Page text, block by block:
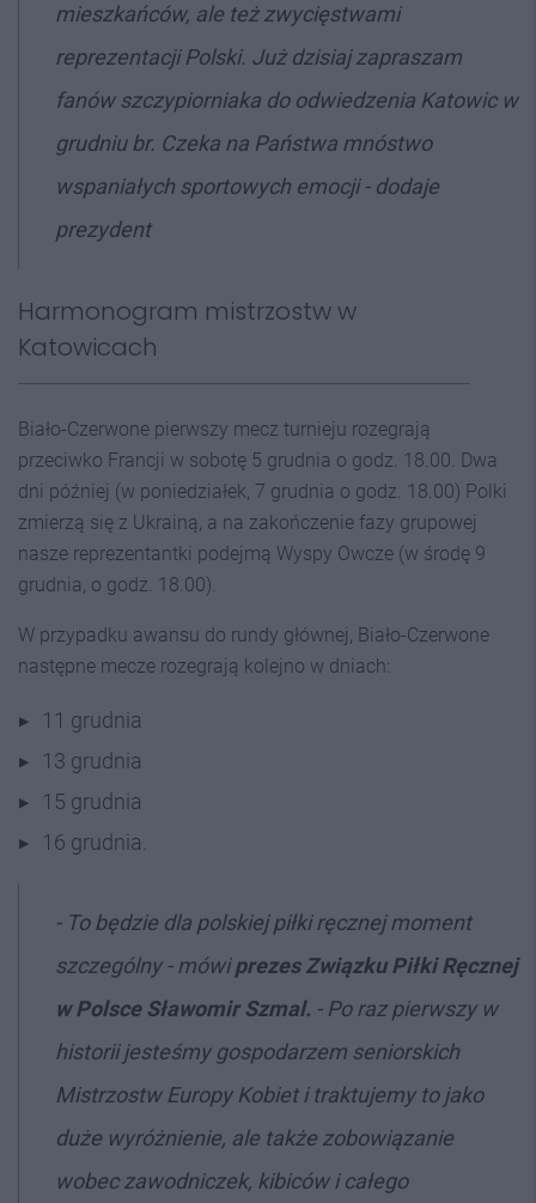
mieszkańców, ale też zwycięstwami
reprezentacji Polski. Już dzisiaj zapraszam
fanów szczypiorniaka do odwiedzenia Katowic w
grudniu br. Czeka na Państwa mnóstwo
wspaniałych sportowych emocji - dodaje
prezydent
Harmonogram mistrzostw w
Katowicach
Biało-Czerwone pierwszy mecz turnieju rozegrają
przeciwko Francji w sobotę 5 grudnia o godz. 18.00. Dwa
dni później (w poniedziałek, 7 grudnia o godz. 18.00) Polki
zmierzą się z Ukrainą, a na zakończenie fazy grupowej
nasze reprezentantki podejmą Wyspy Owcze (w środę 9
grudnia, o godz. 18.00).
W przypadku awansu do rundy głównej, Biało-Czerwone
następne mecze rozegrają kolejno w dniach:
11 grudnia
13 grudnia
15 grudnia
16 grudnia.
- To będzie dla polskiej piłki ręcznej moment
szczególny - mówiprezes Związku Piłki Ręcznej
w Polsce Sławomir Szmal. - Po raz pierwszy w
historii jesteśmy gospodarzem seniorskich
Mistrzostw Europy Kobiet i traktujemy to jako
duże wyróżnienie, ale także zobowiązanie
wobec zawodniczek, kibiców i całego